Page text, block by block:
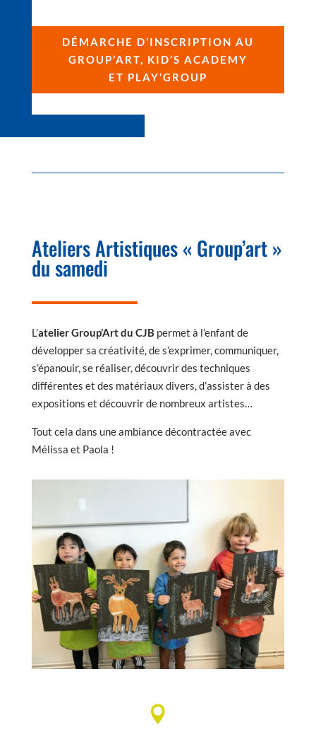
DÉMARCHE D’INSCRIPTION AU
GROUP’ART, KID’S ACADEMY
ET PLAY’GROUP
Ateliers Artistiques « Group’art »
du samedi
L’atelier Group’Art du CJB permet à l’enfant de
développer sa créativité, de s’exprimer, communiquer,
s’épanouir, se réaliser, découvrir des techniques
différentes et des matériaux divers, d’assister à des
expositions et découvrir de nombreux artistes…
Tout cela dans une ambiance décontractée avec
Mélissa et Paola !
